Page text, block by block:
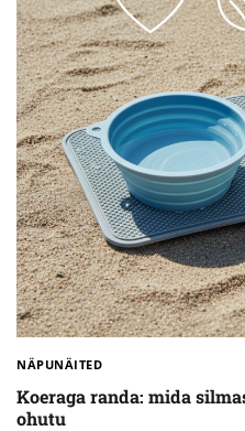
NÄPUNÄITED
Koeraga randa: mida
ohutu